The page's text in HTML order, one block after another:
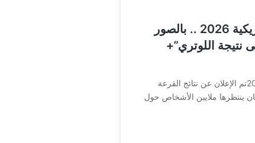
نتائج القرعة الأمريكية 2026 .. بالصور
نتيجة اللوتري”+
بتاريخ السبت 4 مايو 2026تم الإعلان عن نتائج القرعة
، التي كان ينتظرها ملايين الأشخاص حول